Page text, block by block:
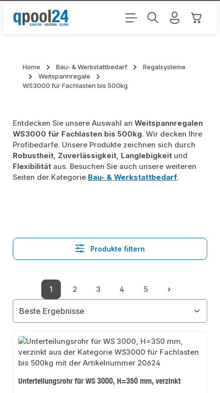
Zum Hauptinhalt springen
Home Bau- & Werkstattbedarf
Regalsysteme
Weitspannregale
WS3000 für Fachlasten bis 500kg
Entdecken Sie unsere Auswahl anWeitspannregalen
WS3000 für Fachlasten bis 500kg. Wir decken Ihre
Profibedarfe. Unsere Produkte zeichnen sich durch
Robustheit, Zuverlässigkeit, Langlebigkeit und
Flexibilität aus. Besuchen Sie auch unsere weiteren
Seiten der Kategorie Bau- & Werkstattbedarf.
Produkte filtern
Seite
1
Seite
2
Seite
3
Seite
4
Seite
5
Unterteilungsrohr für WS 3000, H=350 mm, verzinkt